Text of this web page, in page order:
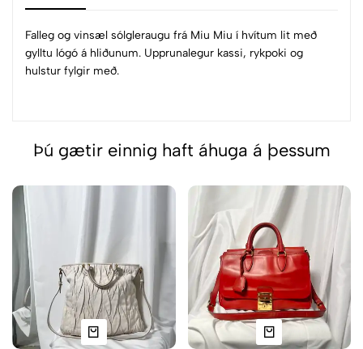
Falleg og vinsæl sólgleraugu frá Miu Miu í hvítum lit með
gylltu lógó á hliðunum. Upprunalegur kassi, rykpoki og
hulstur fylgir með.
Þú gætir einnig haft áhuga á þessum